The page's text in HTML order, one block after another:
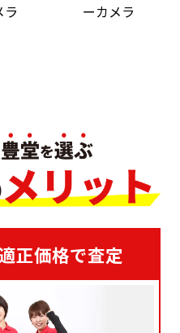
ラ
ーカメラ
正価格で査定